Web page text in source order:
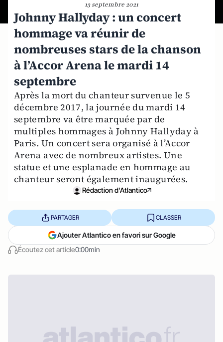
13 septembre 2021
Johnny Hallyday : un concert
hommage va réunir de
nombreuses stars de la chanson
à l’Accor Arena le mardi 14
septembre
Après la mort du chanteur survenue le 5
décembre 2017, la journée du mardi 14
septembre va être marquée par de
multiples hommages à Johnny Hallyday à
Paris. Un concert sera organisé à l’Accor
Arena avec de nombreux artistes. Une
statue et une esplanade en hommage au
chanteur seront également inaugurées.
Rédaction d'Atlantico
Écoutez cet article0:00min
PARTAGER CLASSER
Ajouter Atlantico en favori sur Google